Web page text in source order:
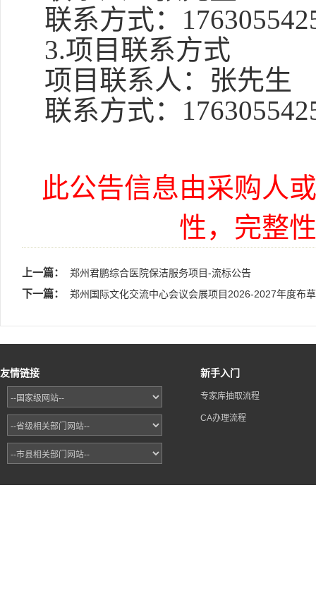
联系方式：
3.项目联系方式
项目联系人：张先生
联系方式：
此公告信息由采购人
性，完整
上一篇： 郑州君鹏综合医院保洁服务项目-流标公告
下一篇： 郑州国际文化交流中心会议会展项目2026-2027年度布
友情链接 新手入门
专家库抽取流程
CA办理流程